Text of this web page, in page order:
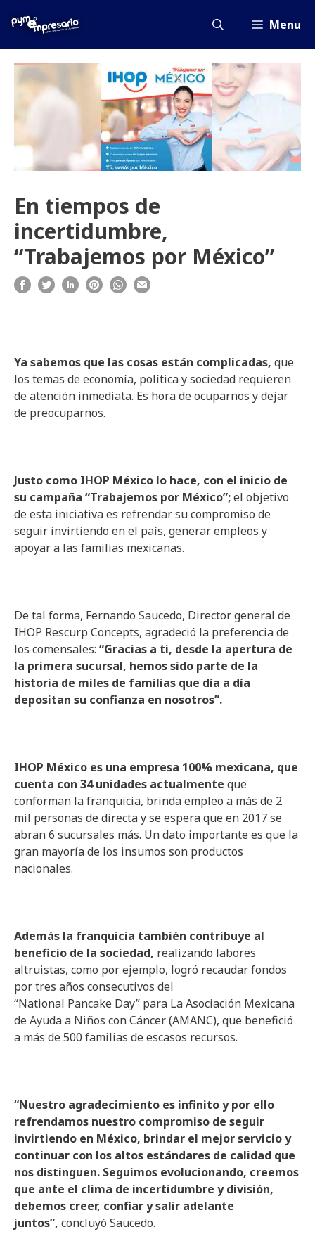
Menu
En tiempos de
incertidumbre,
“Trabajemos por México”
Ya sabemos que las cosas están complicadas, que
los temas de economía, política y sociedad requieren
de atención inmediata. Es hora de ocuparnos y dejar
de preocuparnos.
Justo como IHOP México lo hace, con el inicio de
su campaña “Trabajemos por México”;el objetivo
de esta iniciativa es refrendar su compromiso de
seguir invirtiendo en el país, generar empleos y
apoyar a las familias mexicanas.
De tal forma, Fernando Saucedo, Director general de
IHOP Rescurp Concepts, agradeció la preferencia de
los comensales: “Gracias a ti, desde la apertura de
la primera sucursal, hemos sido parte de la
historia de miles de familias que día a día
depositan su confianza en nosotros”.
IHOP México es una empresa 100% mexicana, que
cuenta con 34 unidades actualmente que
conforman la franquicia, brinda empleo a más de 2
mil personas de directa y se espera que en 2017 se
abran 6 sucursales más. Un dato importante es que la
gran mayoría de los insumos son productos
nacionales.
Además la franquicia también contribuye al
beneficio de la sociedad, realizando labores
altruistas, como por ejemplo, logró recaudar fondos
por tres años consecutivos del
“National Pancake Day” para La Asociación Mexicana
de Ayuda a Niños con Cáncer (AMANC), que benefició
a más de 500 familias de escasos recursos.
“Nuestro agradecimiento es infinito y por ello
refrendamos nuestro compromiso de seguir
invirtiendo en México, brindar el mejor servicio y
continuar con los altos estándares de calidad que
nos distinguen. Seguimos evolucionando, creemos
que ante el clima de incertidumbre y división,
debemos creer, confiar y salir adelante
juntos”, concluyó Saucedo.